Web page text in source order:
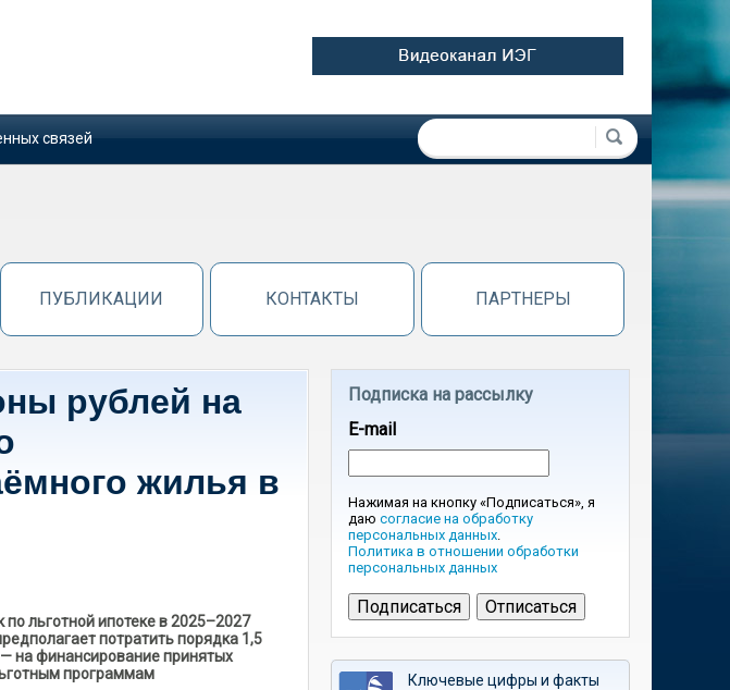
связей Форма поиска
Поиск
ПУБЛИКАЦИИ КОНТАКТЫ ПАРТНЕРЫ
рублей на
жилья в
по льготной ипотеке в 2025–2027
потратить порядка 1,5
на финансирование принятых
программам
Подписка на рассылку
E-mail
Нажимая на кнопку «Подписаться», я
даю согласие на обработку
персональных данных.
Политика в отношении обработки
персональных данных
Ключевые цифры и факты